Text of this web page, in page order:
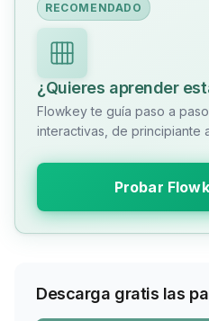
RECOMENDADO
¿Quieres aprender
Flowkey te guía paso a
interactivas, de principiante
Probar
Descarga gratis las